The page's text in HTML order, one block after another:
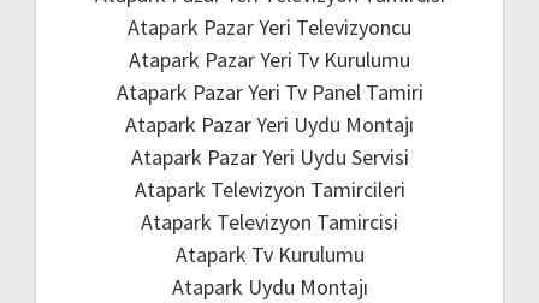
Atapark Pazar Yeri Televizyoncu
Atapark Pazar Yeri Tv Kurulumu
Atapark Pazar Yeri Tv Panel Tamiri
Atapark Pazar Yeri Uydu Montajı
Atapark Pazar Yeri Uydu Servisi
Atapark Televizyon Tamircileri
Atapark Televizyon Tamircisi
Atapark Tv Kurulumu
Atapark Uydu Montajı